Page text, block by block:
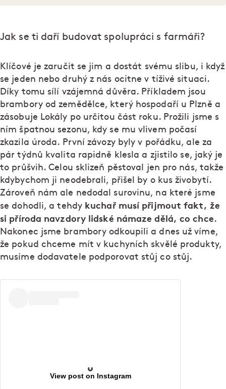
Jak se ti daří budovat spolupráci s farmáři?
Klíčové je zaručit se jim a dostát svému slibu, i když
se jeden nebo druhý z nás ocitne v tíživé situaci.
Díky tomu sílí vzájemná důvěra. Příkladem jsou
brambory od zemědělce, který hospodaří u Plzně a
zásobuje Lokály po určitou část roku. Prožili jsme s
ním špatnou sezonu, kdy se mu vlivem počasí
zkazila úroda. První závozy byly v pořádku, ale za
pár týdnů kvalita rapidně klesla a zjistilo se, jaký je
to průšvih. Celou sklizeň pěstoval jen pro nás, takže
kdybychom ji neodebrali, přišel by o kus živobytí.
Zároveň nám ale nedodal surovinu, na které jsme
se dohodli, a tehdy kuchař musí přijmout fakt, že
si příroda navzdory lidské námaze dělá, co chce.
Nakonec jsme brambory odkoupili a dnes už víme,
že pokud chceme mít v kuchyních skvělé produkty,
musíme dodavatele podporovat stůj co stůj.
View post on Instagram